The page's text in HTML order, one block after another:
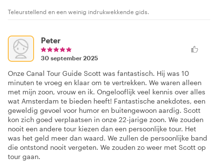
Teleurstellend en een weinig indrukwekkende gids.
Peter
30 september 2025
Onze Canal Tour Guide Scott was fantastisch. Hij was 10
minuten te vroeg en klaar om te vertrekken. We waren alleen
met mijn zoon, vrouw en ik. Ongelooflijk veel kennis over alles
wat Amsterdam te bieden heeft! Fantastische anekdotes, een
geweldig gevoel voor humor en buitengewoon aardig. Scott
kon zich goed verplaatsen in onze 22-jarige zoon. We zouden
nooit een andere tour kiezen dan een persoonlijke tour. Het
was het geld meer dan waard. We zullen de persoonlijke band
die ontstond nooit vergeten. We zouden zo weer met Scott op
tour gaan.